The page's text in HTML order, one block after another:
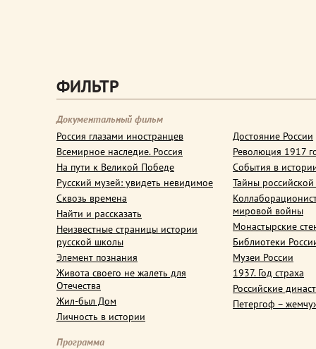
ФИЛЬТР
Документальный фильм
Россия глазами иностранцев
Всемирное наследие. Россия
На пути к Великой Победе
Русский музей: увидеть невидимое
Сквозь времена
Найти и рассказать
Неизвестные страницы истории
русской школы
Элемент познания
Живота своего не жалеть для
Отечества
Жил-был Дом
Личность в истории
Достояние России
Революция 1917
События в
Тайны
мировой войны
Монастырские
Библиотеки
Музеи России
1937. Год страха
Российские
Петергоф –
Программа